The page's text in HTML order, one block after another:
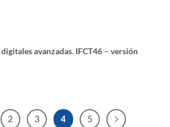
avanzadas. IFCT46 – versión
2 3 4 5